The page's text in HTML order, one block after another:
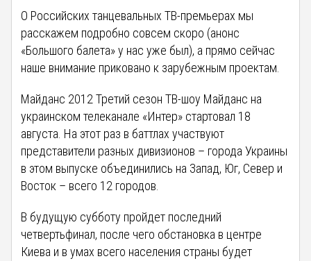
О Российских танцевальных ТВ-премьерах мы
расскажем подробно совсем скоро (анонс
«Большого балета» у нас уже был), а прямо сейчас
наше внимание приковано к зарубежным проектам.
Майданс 2012 Третий сезон ТВ-шоу Майданс на
украинском телеканале «Интер» стартовал 18
августа. На этот раз в баттлах участвуют
представители разных дивизионов – города Украины
в этом выпуске объединились на Запад, Юг, Север и
Восток – всего 12 городов.
В будущую субботу пройдет последний
четвертьфинал, после чего обстановка в центре
Киева и в умах всего населения страны будет